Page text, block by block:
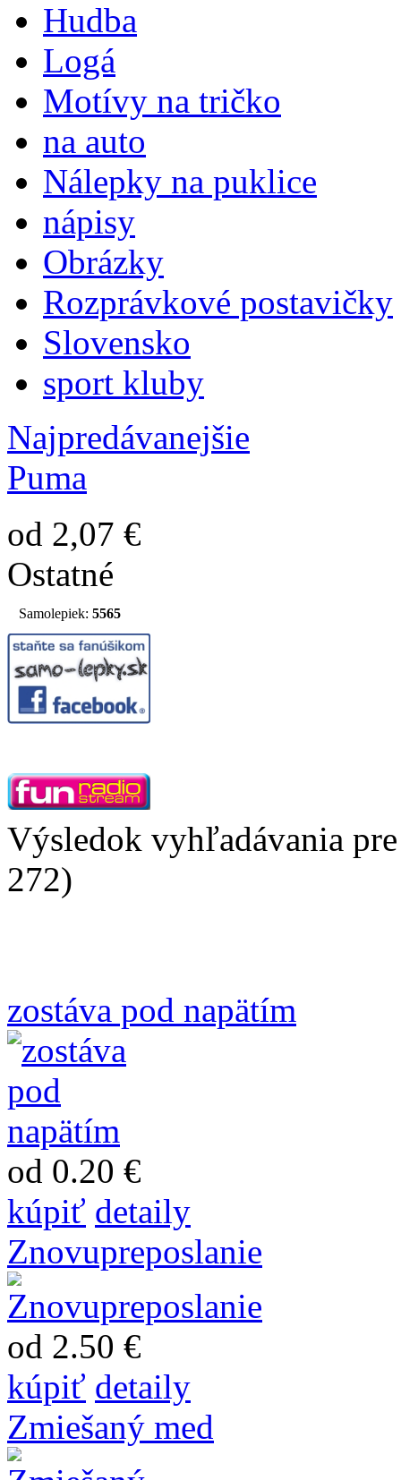
Hudba
Logá
Motívy na tričko
na auto
Nálepky na puklice
nápisy
Obrázky
Rozprávkové postavičky
Slovensko
sport kluby
Najpredávanejšie
Puma
od 2,07 €
Ostatné
Samolepiek: 5565
Výsledok vyhľadávania
272)
zostáva pod napätím
od 0.20 €
kúpiť detaily
Znovupreposlanie
od 2.50 €
kúpiť detaily
Zmiešaný med